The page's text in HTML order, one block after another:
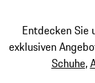
Entdecken Sie
exklusiven
Schuhe,